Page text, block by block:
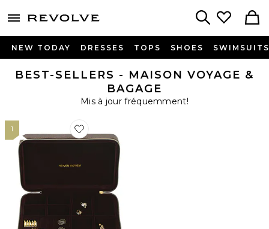
menu - shows more content
NEW TODAY DRESSES TOPS SHOES SWIMSUITS
BEST-SELLERS - MAISON VOYAGE &
BAGAGE
Mis à jour fréquemment!
1
Favorite Travel Jewelry Case